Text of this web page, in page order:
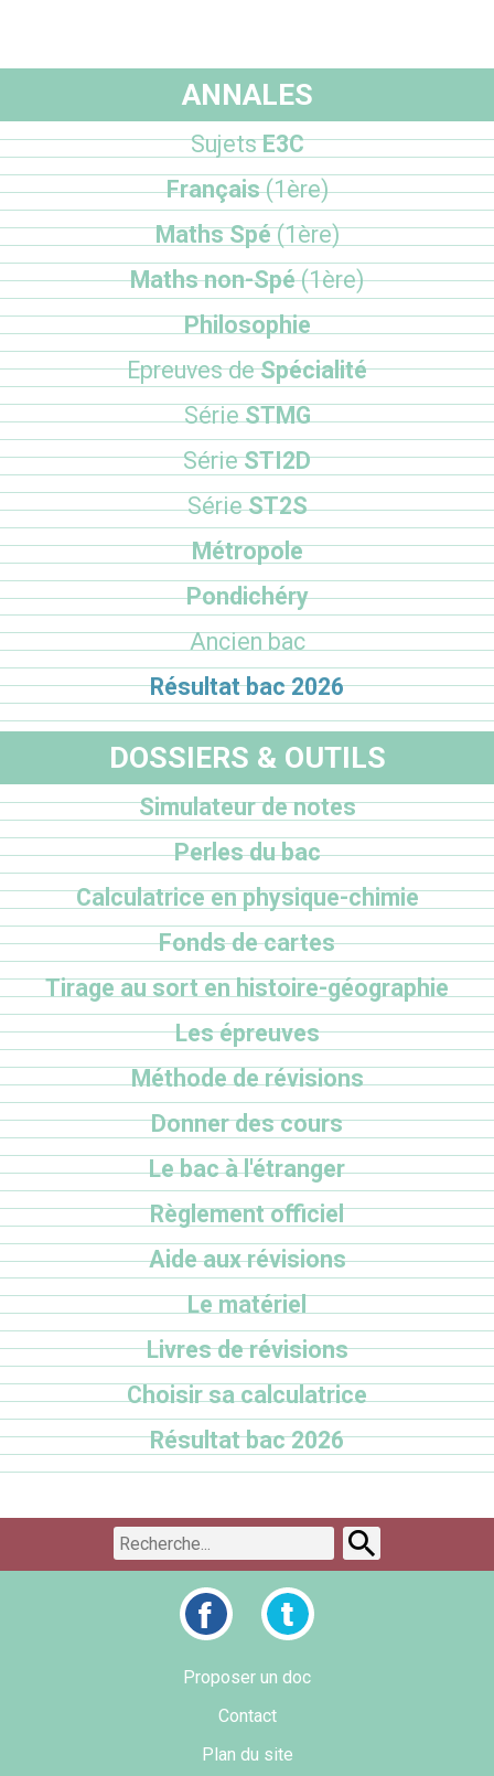
ANNALES
SujetsE3C
Français(1ère)
Maths Spé(1ère)
Maths non-Spé(1ère)
Philosophie
Epreuves deSpécialité
SérieSTMG
SérieSTI2D
SérieST2S
Métropole
Pondichéry
Ancien bac
Résultat bac 2026
DOSSIERS & OUTILS
Simulateur de notes
Perles du bac
Calculatrice en physique-chimie
Fonds de cartes
Tirage au sort en histoire-géographie
Les épreuves
Méthode de révisions
Donner des cours
Le bac à l'étranger
Règlement officiel
Aide aux révisions
Le matériel
Livres de révisions
Choisir sa calculatrice
Résultat bac 2026
Proposer un doc
Contact
Plan du site